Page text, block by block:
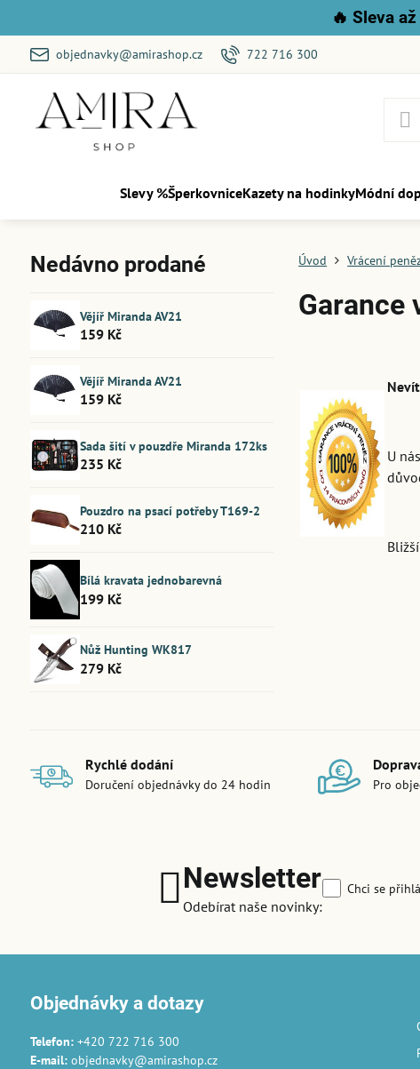
🔥 Sleva
objednavky@amirashop.cz 722 716 300
Slevy %ŠperkovniceKazety na hodinkyMódní
Úvod Vrácení
Garance
U
Nedávno prodané
Vějíř Miranda AV21
159 Kč
Vějíř Miranda AV21
159 Kč
Sada šití v pouzdře Miranda 172ks
235 Kč
Pouzdro na psací potřeby T169-2
210 Kč
Bílá kravata jednobarevná
199 Kč
Nůž Hunting WK817
279 Kč
Rychlé dodání
Doručení objednávky do 24 hodin Pro
Newsletter
Odebírat naše novinky:
Chci se
Objednávky a dotazy
Telefon:+420 722 716 300
E-mail:objednavky@amirashop.cz